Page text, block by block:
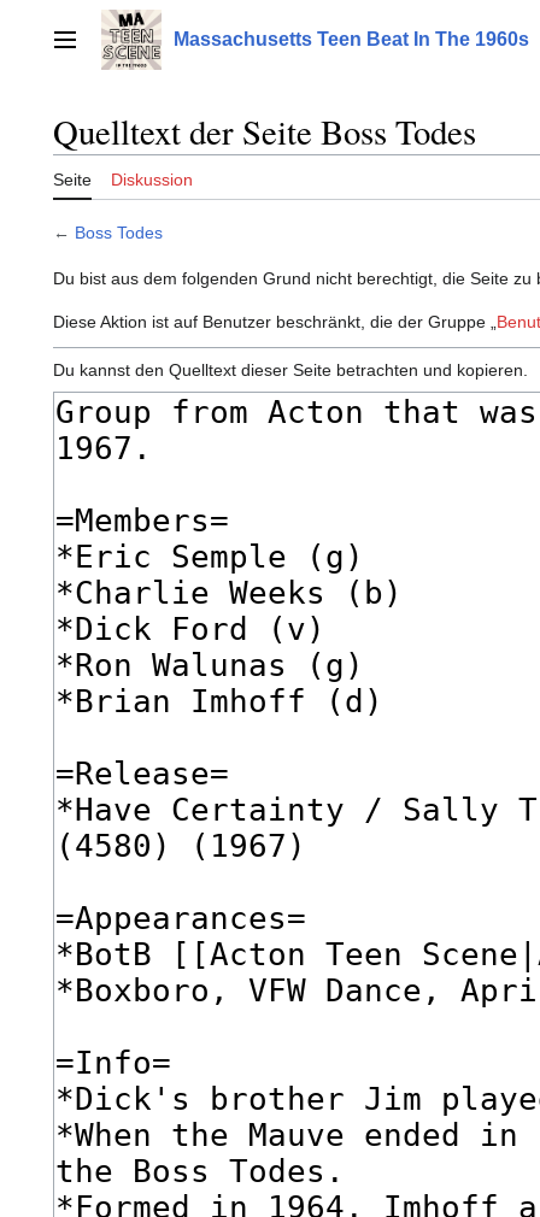
springenHauptmenü Massachusetts Teen Beat In The 1960s
Quelltext der Seite Boss Todes
Seite Diskussion
← Boss Todes
Du bist aus dem folgenden Grund nicht berechtigt, die Seite zu
Diese Aktion ist auf Benutzer beschränkt, die der Gruppe „
Du kannst den Quelltext dieser Seite betrachten und kopieren.